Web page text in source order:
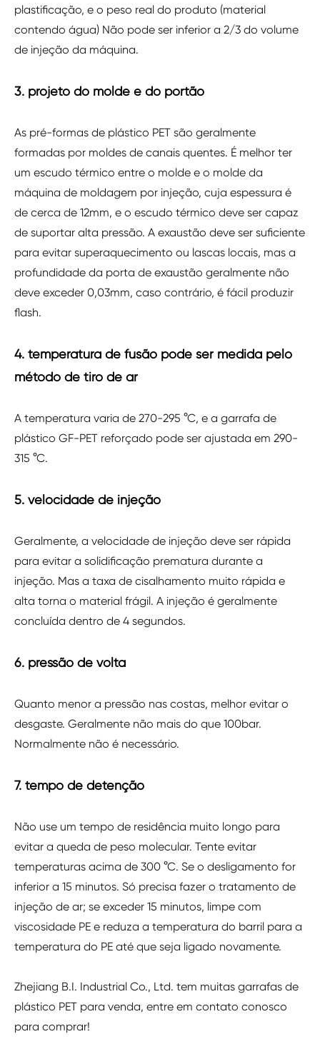
plastificação, e o peso real do produto (material
contendo água) Não pode ser inferior a 2/3 do volume
de injeção da máquina.
3. projeto do molde e do portão
As pré-formas de plástico PET são geralmente
formadas por moldes de canais quentes. É melhor ter
um escudo térmico entre o molde e o molde da
máquina de moldagem por injeção, cuja espessura é
de cerca de 12mm, e o escudo térmico deve ser capaz
de suportar alta pressão. A exaustão deve ser suficiente
para evitar superaquecimento ou lascas locais, mas a
profundidade da porta de exaustão geralmente não
deve exceder 0,03mm, caso contrário, é fácil produzir
flash.
4. temperatura de fusão pode ser medida pelo
método de tiro de ar
A temperatura varia de 270-295 °C, e a garrafa de
plástico GF-PET reforçado pode ser ajustada em 290-
315 °C.
5. velocidade de injeção
Geralmente, a velocidade de injeção deve ser rápida
para evitar a solidificação prematura durante a
injeção. Mas a taxa de cisalhamento muito rápida e
alta torna o material frágil. A injeção é geralmente
concluída dentro de 4 segundos.
6. pressão de volta
Quanto menor a pressão nas costas, melhor evitar o
desgaste. Geralmente não mais do que 100bar.
Normalmente não é necessário.
7. tempo de detenção
Não use um tempo de residência muito longo para
evitar a queda de peso molecular. Tente evitar
temperaturas acima de 300 °C. Se o desligamento for
inferior a 15 minutos. Só precisa fazer o tratamento de
injeção de ar; se exceder 15 minutos, limpe com
viscosidade PE e reduza a temperatura do barril para a
temperatura do PE até que seja ligado novamente.
Zhejiang B.I. Industrial Co., Ltd. tem muitas garrafas de
plástico PET para venda, entre em contato conosco
para comprar!